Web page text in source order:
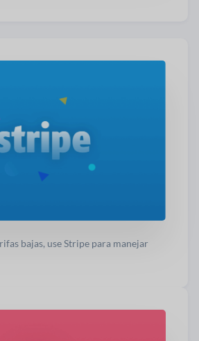
bajas, use Stripe para manejar